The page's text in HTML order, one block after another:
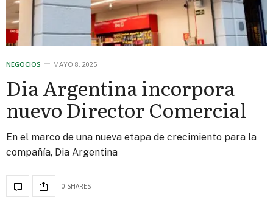
NEGOCIOS MAYO 8, 2025
Dia Argentina incorpora
nuevo Director Comercial
En el marco de una nueva etapa de crecimiento para la
compañía, Dia Argentina
0 SHARES